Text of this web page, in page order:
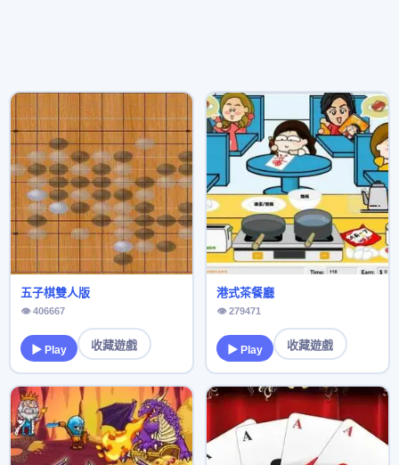
五子棋雙人版
👁 406667
▶ Play 收藏遊戲
港式茶餐廳
👁 279471
▶ Play 收藏遊戲